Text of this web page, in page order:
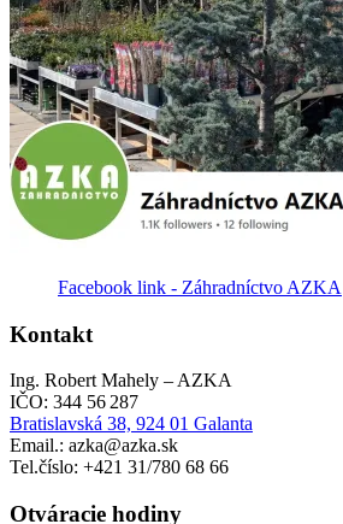
Facebook link - Záhradníctvo AZKA
Kontakt
Ing. Robert Mahely – AZKA
IČO: 344 56 287
Bratislavská 38, 924 01 Galanta
Email.: azka@azka.sk
Tel.číslo: +421 31/780 68 66
Otváracie hodiny